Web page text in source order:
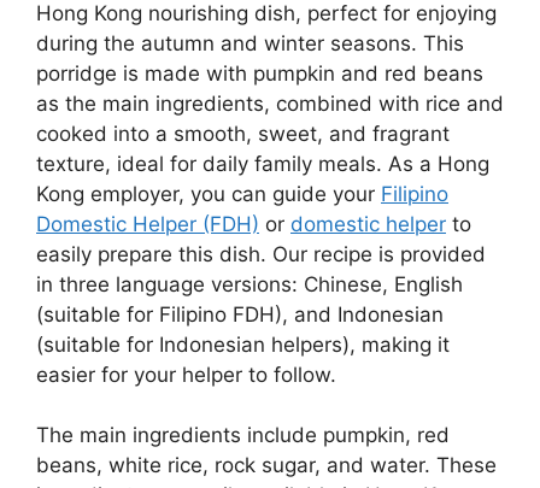
Hong Kong nourishing dish, perfect for enjoying
during the autumn and winter seasons. This
porridge is made with pumpkin and red beans
as the main ingredients, combined with rice and
cooked into a smooth, sweet, and fragrant
texture, ideal for daily family meals. As a Hong
Kong employer, you can guide your Filipino
Domestic Helper (FDH) or domestic helper to
easily prepare this dish. Our recipe is provided
in three language versions: Chinese, English
(suitable for Filipino FDH), and Indonesian
(suitable for Indonesian helpers), making it
easier for your helper to follow.
The main ingredients include pumpkin, red
beans, white rice, rock sugar, and water. These